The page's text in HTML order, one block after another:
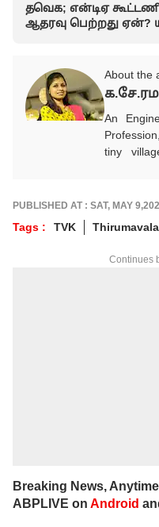
தவெக; என்டிஏ
ஆதரவு பெற்றது ஏன்?
About the
An
tiny
industry
media for
PUBLISHED AT : SAT, MAY
Tags : TVK
Continues
Breaking News,
ABPLIVE on Android